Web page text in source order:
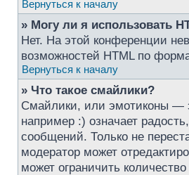
Вернуться к началу
» Могу ли я использовать
Нет. На этой конференции
возможностей HTML по
Вернуться к началу
» Что такое смайлики?
Смайлики, или эмотиконы —
например :) означает
сообщений. Только не
модератор может
может ограничить